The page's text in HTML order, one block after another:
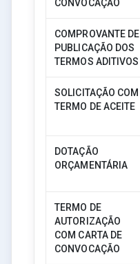
CONVOCAÇÃO
COMPROVANTE DE
PUBLICAÇÃO DOS
TERMOS ADITIVOS
SOLICITAÇÃO COM
TERMO DE ACEITE
DOTAÇÃO
ORÇAMENTÁRIA
TERMO DE
AUTORIZAÇÃO
COM CARTA DE
CONVOCAÇÃO